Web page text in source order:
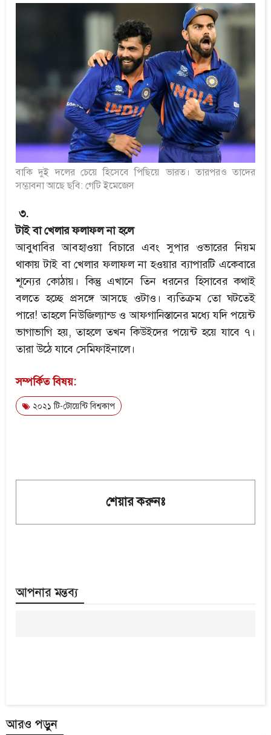
বাকি দুই দলের চেয়ে হিসেবে পিছিয়ে ভারত। তারপরও তাদের
সম্ভাবনা আছে ছবি: গেটি ইমেজেস
৩.
টাই বা খেলার ফলাফল না হলে
আবুধাবির আবহাওয়া বিচারে এবং সুপার ওভারের নিয়ম
থাকায় টাই বা খেলার ফলাফল না হওয়ার ব্যাপারটি একেবারে
শূন্যের কোঠায়। কিন্তু এখানে তিন ধরনের হিসাবের কথাই
বলতে হচ্ছে প্রসঙ্গে আসছে ওটাও। ব্যতিক্রম তো ঘটতেই
পারে! তাহলে নিউজিল্যান্ড ও আফগানিস্তানের মধ্যে যদি পয়েন্ট
ভাগাভাগি হয়, তাহলে তখন কিউইদের পয়েন্ট হয়ে যাবে ৭।
তারা উঠে যাবে সেমিফাইনালে।
সম্পর্কিত বিষয়:
২০২১ টি-টোয়েন্টি বিশ্বকাপ
শেয়ার করুনঃ
আপনার মন্তব্য
আরও পড়ুন